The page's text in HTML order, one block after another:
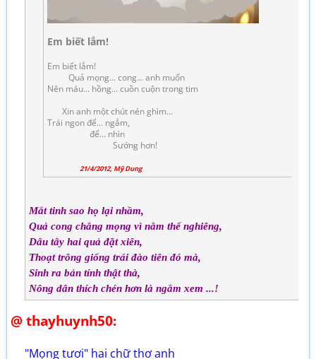
Em biết lắm!
Em biết lắm!
Quả mọng... cong... anh muốn
Nên máu... hồng... cuồn cuộn trong tim
Xin anh một chút nén ghìm...
Trái ngon để... ngắm,
để... nhìn
Sướng hơn!
21/4/2012, Mỹ Dung
Mắt tinh sao họ lại nhầm,
Quả cong chẳng mọng vì nằm thế nghiêng,
Dâu tây hai quả đặt xiên,
Thoạt trông giống trái đào tiên đó mà,
Sinh ra bản tính thật thà,
Nông dân thích chén hơn là ngắm xem ...!
@ thayhuynh50:
"Mọng tươi" hai chữ thơ anh